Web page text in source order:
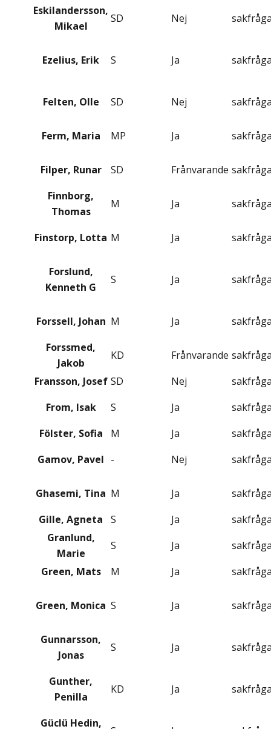
Eskilandersson,
Mikael
SD Nej
Ezelius, Erik S Ja
Felten, Olle SD Nej
Ferm, Maria MP Ja
Filper, Runar SD Frånvarande
Finnborg,
Thomas
M Ja
Finstorp, Lotta M Ja
Forslund,
Kenneth G
S Ja
Forssell, Johan M Ja
Forssmed,
Jakob
KD Frånvarande
Fransson, Josef SD Nej
From, Isak
S Ja
Fölster, Sofia
M Ja
Gamov, Pavel - Nej
Ghasemi, Tina M Ja
Gille, Agneta
S Ja
Granlund,
Marie
S Ja
Green, Mats
M Ja
Green, Monica S Ja
Gunnarsson,
Jonas
S Ja
Gunther,
Penilla
KD Ja
Güclü Hedin,